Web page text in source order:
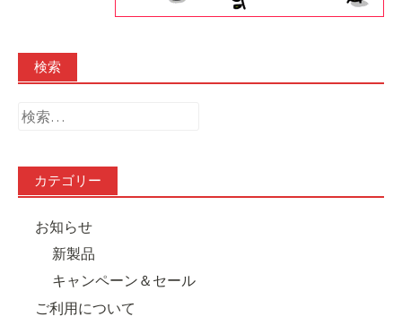
検索
検
カテゴリー
お知らせ
新製品
キャンペーン＆セール
ご利用について